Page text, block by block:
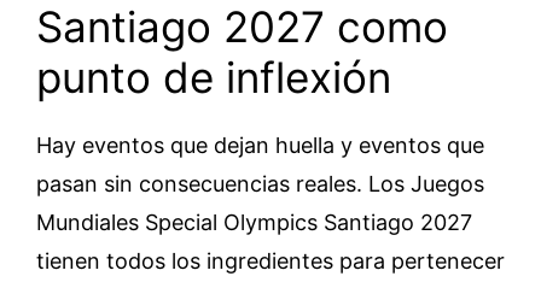
Santiago 2027 como
punto de inflexión
Hay eventos que dejan huella y eventos que
pasan sin consecuencias reales. Los Juegos
Mundiales Special Olympics Santiago 2027
tienen todos los ingredientes para pertenecer